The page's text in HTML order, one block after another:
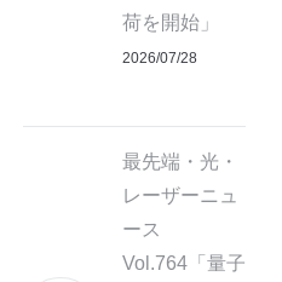
荷を開始」
2026/07/28
最先端・光・
レーザーニュ
ース
Vol.764「量子